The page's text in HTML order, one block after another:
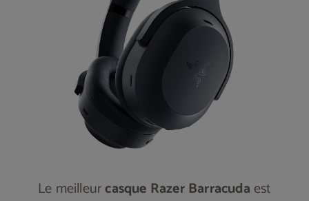
Le meilleurcasque Razer Barracudaest